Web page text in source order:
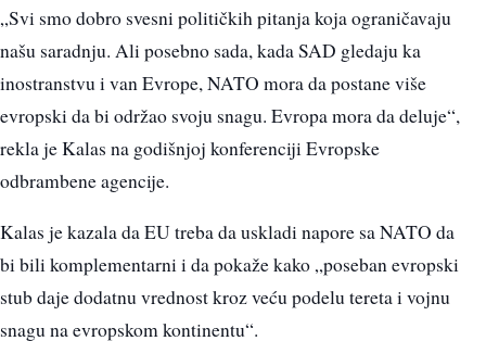
„Svi smo dobro svesni političkih pitanja koja ograničavaju
našu saradnju. Ali posebno sada, kada SAD gledaju ka
inostranstvu i van Evrope, NATO mora da postane više
evropski da bi održao svoju snagu. Evropa mora da deluje“,
rekla je Kalas na godišnjoj konferenciji Evropske
odbrambene agencije.
Kalas je kazala da EU treba da uskladi napore sa NATO da
bi bili komplementarni i da pokaže kako „poseban evropski
stub daje dodatnu vrednost kroz veću podelu tereta i vojnu
snagu na evropskom kontinentu“.